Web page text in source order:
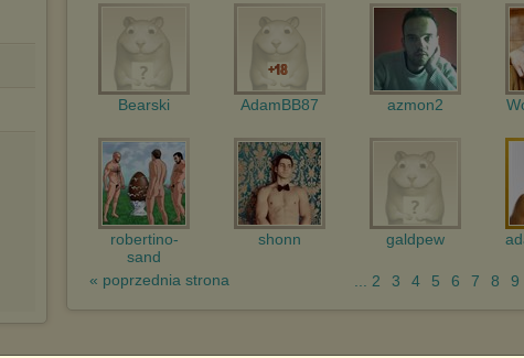
Bearski AdamBB87 azmon2
robertino-
sand
shonn galdpew
« poprzednia strona ... 2 3 4 5 6 7 8 9